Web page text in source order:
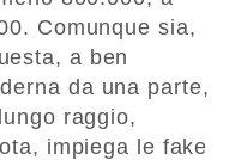
Comunque sia,
a ben
da una parte,
raggio,
impiega le fake